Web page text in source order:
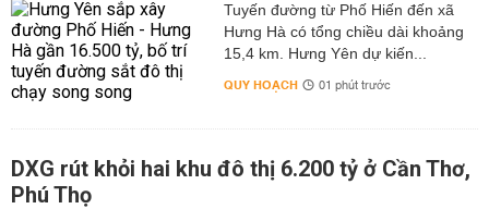
Tuyến đường từ Phố Hiến đến xã
Hưng Hà có tổng chiều dài khoảng
15,4 km. Hưng Yên dự kiến...
QUY HOẠCH 01 phút trước
DXG rút khỏi hai khu đô thị 6.200 tỷ ở Cần Thơ,
Phú Thọ